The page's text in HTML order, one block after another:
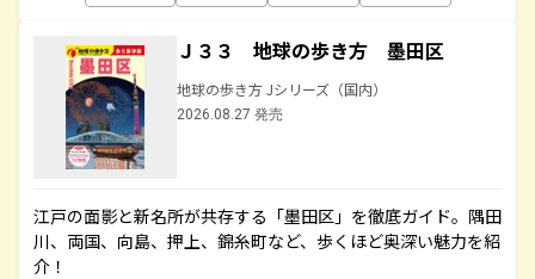
Ｊ３３ 地球の歩き方 墨田区
地球の歩き方 Jシリーズ（国内）
2026.08.27 発売
江戸の面影と新名所が共存する「墨田区」を徹底ガイド。隅田
川、両国、向島、押上、錦糸町など、歩くほど奥深い魅力を紹
介！